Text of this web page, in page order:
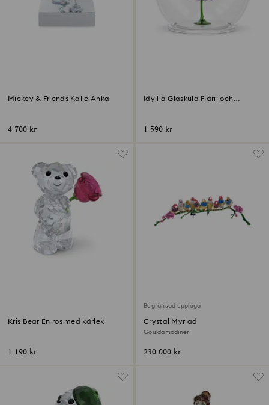
Mickey & Friends Kalle Anka
4 700 kr
Idyllia Glaskula Fjäril och
1 590 kr
Kris Bear En ros med kärlek
1 190 kr
Begränsad upplaga
Crystal Myriad
Gouldamadiner
230 000 kr